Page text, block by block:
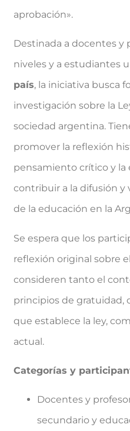
aprobación».
Destinada a docentes y
niveles y a estudiantes
país, la iniciativa busca
investigación sobre la
sociedad argentina.
promover la reflexión
pensamiento crítico y la
contribuir a la difusión y
de la educación en la
Se espera que los
reflexión original sobre
consideren tanto el
principios de gratuidad,
que establece la ley,
actual.
Categorías y
Docentes y
secundario y